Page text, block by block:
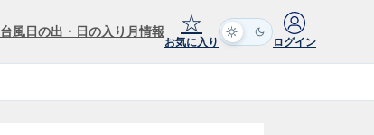
台風日の出・日の入り 月情報 ☆
お気に入り ログイン